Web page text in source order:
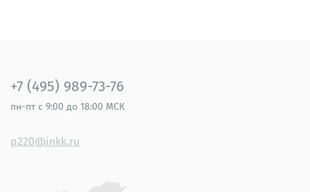
+7 (495) 989-73-76
пн-пт с 9:00 до 18:00 МСК
p220@inkk.ru